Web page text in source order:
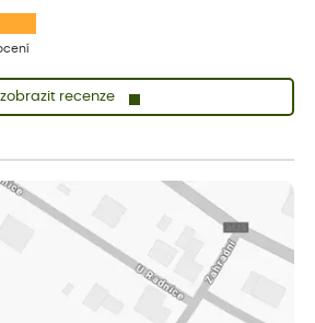
zobrazit recenze
1objednavku a zatím jsem spokojená se
dobře zabalené, celková spokojenost.